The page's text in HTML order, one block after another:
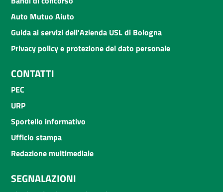
Auto Mutuo Aiuto
Guida ai servizi dell'Azienda USL di Bologna
Privacy policy e protezione del dato personale
CONTATTI
PEC
URP
Sportello informativo
Ufficio stampa
Redazione multimediale
SEGNALAZIONI